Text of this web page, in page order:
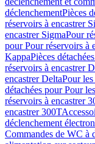
déclenchementPièces
réservoirs à encastrer
encastrer SigmaPour
pour Pour réservoirs à
KappaPièces
réservoirs à encastrer
encastrer DeltaPour
détachées pour Pour
réservoirs à encastrer
encastrer 300T
déclenchement
Commandes de WC à